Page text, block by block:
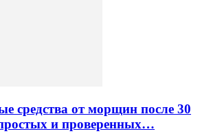
средства от морщин после 30
и проверенных…